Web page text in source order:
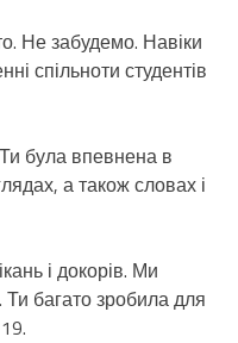
Не забудемо. Навіки
спільноти студентів
була впевнена в
а також словах і
і докорів. Ми
багато зробила для